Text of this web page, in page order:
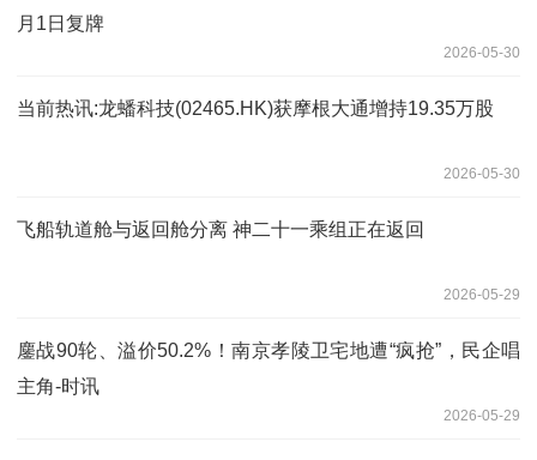
月1日复牌
2026-05-30
当前热讯:龙蟠科技(02465.HK)获摩根大通增持19.35万股
2026-05-30
飞船轨道舱与返回舱分离 神二十一乘组正在返回
2026-05-29
鏖战90轮、溢价50.2%！南京孝陵卫宅地遭“疯抢”，民企唱
主角-时讯
2026-05-29